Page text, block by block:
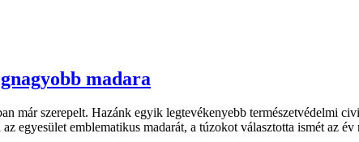
madara
már szerepelt. Hazánk egyik legtevékenyebb természetvédelmi
egyesület emblematikus madarát, a túzokot választotta ismét az